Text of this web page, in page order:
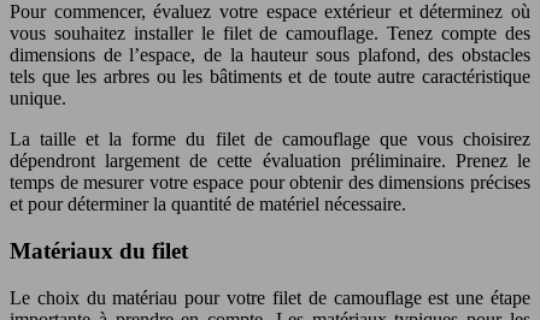
Pour commencer, évaluez votre espace extérieur et déterminez où
vous souhaitez installer le filet de camouflage. Tenez compte des
dimensions de l’espace, de la hauteur sous plafond, des obstacles
tels que les arbres ou les bâtiments et de toute autre caractéristique
unique.
La taille et la forme du filet de camouflage que vous choisirez
dépendront largement de cette évaluation préliminaire. Prenez le
temps de mesurer votre espace pour obtenir des dimensions précises
et pour déterminer la quantité de matériel nécessaire.
Matériaux du filet
Le choix du matériau pour votre filet de camouflage est une étape